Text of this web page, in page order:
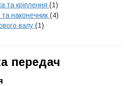
та кріплення (1)
наконечник (4)
валу (1)
передач